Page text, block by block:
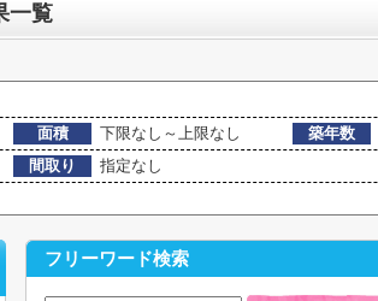
一覧
面積 下限なし～上限なし 築年数
間取り
指定なし
フリーワード検索